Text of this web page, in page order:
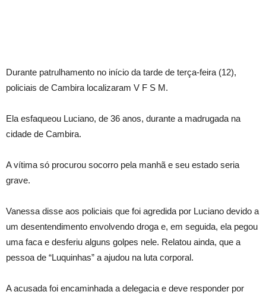
Durante patrulhamento no início da tarde de terça-feira (12),
policiais de Cambira localizaram V F S M.
Ela esfaqueou Luciano, de 36 anos, durante a madrugada na
cidade de Cambira.
A vítima só procurou socorro pela manhã e seu estado seria
grave.
Vanessa disse aos policiais que foi agredida por Luciano devido a
um desentendimento envolvendo droga e, em seguida, ela pegou
uma faca e desferiu alguns golpes nele. Relatou ainda, que a
pessoa de “Luquinhas” a ajudou na luta corporal.
A acusada foi encaminhada a delegacia e deve responder por